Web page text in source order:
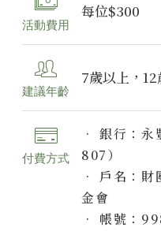
活動費用
每位$300
建議年齡
7歲以上，12
付費方式
• 銀行：永
807）
• 戶名：財
金會
• 帳號：